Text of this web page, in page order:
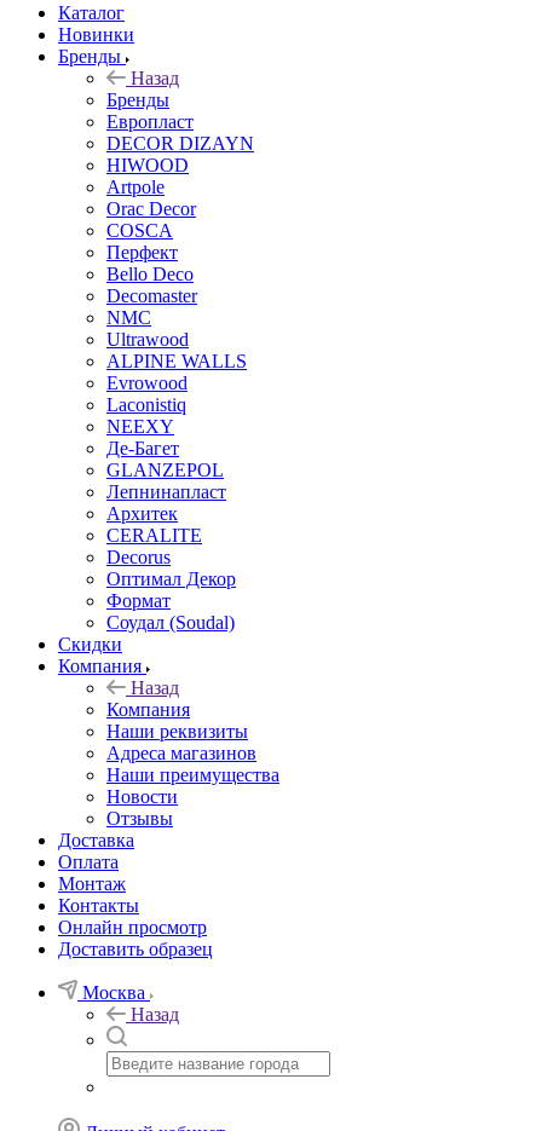
Каталог
Новинки
Бренды
Назад
Бренды
Европласт
DECOR DIZAYN
HIWOOD
Artpole
Orac Decor
COSCA
Перфект
Bello Deco
Decomaster
NMС
Ultrawood
ALPINE WALLS
Evrowood
Laconistiq
NEEXY
Де-Багет
GLANZEPOL
Лепнинапласт
Архитек
CERALITE
Decorus
Оптимал Декор
Формат
Соудал (Soudal)
Скидки
Компания
Назад
Компания
Наши реквизиты
Адреса магазинов
Наши преимущества
Новости
Отзывы
Доставка
Оплата
Монтаж
Контакты
Онлайн просмотр
Доставить образец
Москва
Назад